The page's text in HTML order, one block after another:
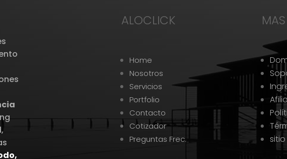
ALOCLICK
Home
Nosotros
Servicios
Portfolio
Contacto
Cotizador
Preguntas Frec.